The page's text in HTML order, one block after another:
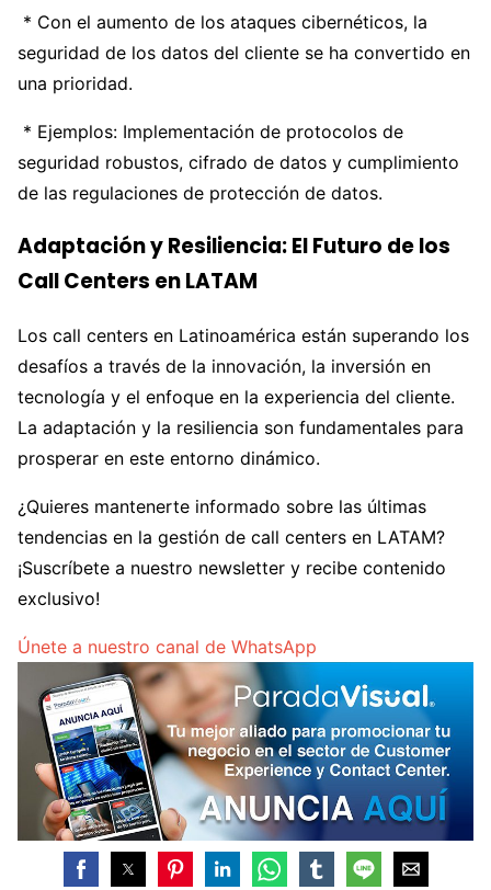
* Con el aumento de los ataques cibernéticos, la
seguridad de los datos del cliente se ha convertido en
una prioridad.
* Ejemplos: Implementación de protocolos de
seguridad robustos, cifrado de datos y cumplimiento
de las regulaciones de protección de datos.
Adaptación y Resiliencia: El Futuro de los
Call Centers en LATAM
Los call centers en Latinoamérica están superando los
desafíos a través de la innovación, la inversión en
tecnología y el enfoque en la experiencia del cliente.
La adaptación y la resiliencia son fundamentales para
prosperar en este entorno dinámico.
¿Quieres mantenerte informado sobre las últimas
tendencias en la gestión de call centers en LATAM?
¡Suscríbete a nuestro newsletter y recibe contenido
exclusivo!
Únete a nuestro canal de WhatsApp